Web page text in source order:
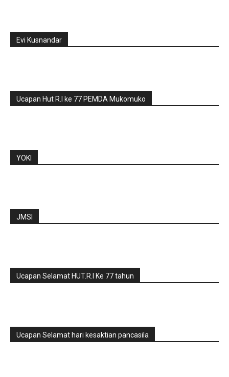
Evi Kusnandar
Ucapan Hut R.I ke 77 PEMDA Mukomuko
YOKI
JMSI
Ucapan Selamat HUT.R.I Ke 77 tahun
Ucapan Selamat hari kesaktian pancasila